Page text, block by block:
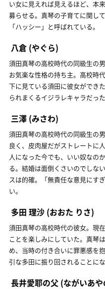
い女に見えれば見えるほど、本
募らせる。真琴の子育てに関し
「ハッシー」と呼ばれている。
八倉 (やぐら)
須田真琴の高校時代の同級生の
お気楽な性格の持ち主。高校時
下に見ている須田に彼女ができ
られまくるイジラレキャラだった
三澤 (みさわ)
須田真琴の高校時代の同級生の
良く、皮肉屋だがストレートに
人になった今でも、いい奴なの
る。結婚は面倒くさいのでしな
スは的確。「無責任な意見にす
い。
多田 理沙 (おおた りさ)
須田真琴の高校時代の彼女。現
ことを楽しみにしていた。真琴
め、当時の付き合いに罪悪感を
引な多田に振り回されることにな
長井愛耶の父 (ながいあ